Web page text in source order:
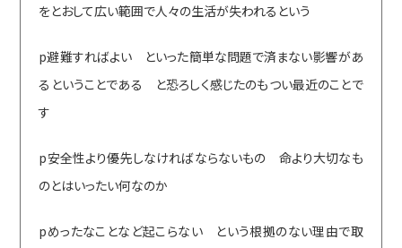
をとおして広い範囲で人々の生活が失われるという
p避難すればよい といった簡単な問題で済まない影響があ
るということである と恐ろしく感じたのもつい最近のことで
す
p安全性より優先しなければならないもの 命より大切なも
のとはいったい何なのか
pめったなことなど起こらない という根拠のない理由で取